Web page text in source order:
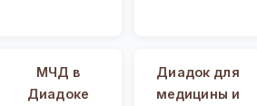
МЧД в
Диадоке
Диадок для
медицины и